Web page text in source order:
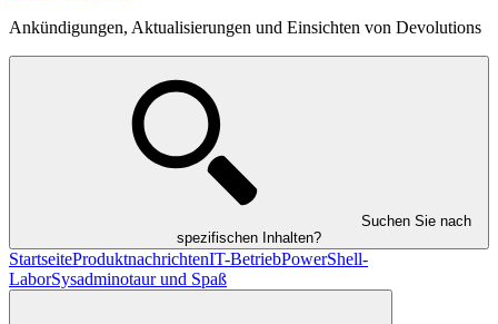
Ankündigungen, Aktualisierungen und Einsichten von Devolutions
Suchen Sie nach
spezifischen Inhalten?
StartseiteProduktnachrichtenIT-BetriebPowerShell-
LaborSysadminotaur und Spaß